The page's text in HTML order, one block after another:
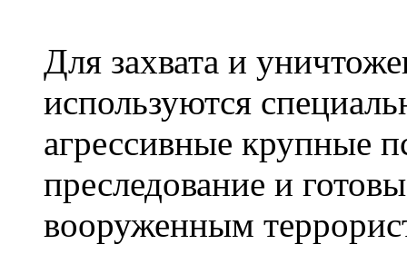
Для захвата и
используются
агрессивные крупные
преследование и
вооруженным